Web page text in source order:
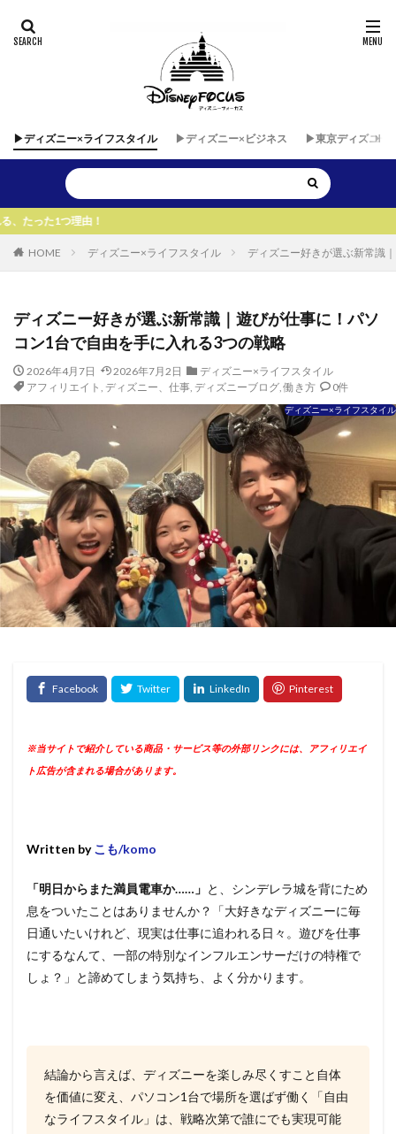
▶︎ディズニー×ライフスタイル ▶︎ディズニー×ビジネス ▶︎東京ディズニー
HOME ディズニー×ライフスタイル ディズニー好きが選ぶ新常識
ディズニー好きが選ぶ新常識｜遊びが仕事に！パソ
コン1台で自由を手に入れる3つの戦略
2026年4月7日 2026年7月2日
ディズニー×ライフスタイル
アフィリエイト , ディズニー、仕事, ディズニーブログ,働き方 0件
ディズニー×ライフスタイル
※当サイトで紹介している商品・サービス等の外部リンクには、アフィリエイ
ト広告が含まれる場合があります。
Written by こも/komo
「明日からまた満員電車か……」 と、シンデレラ城を背にため
息をついたことはありませんか？「大好きなディズニーに毎
日通いたいけれど、現実は仕事に追われる日々。遊びを仕事
にするなんて、一部の特別なインフルエンサーだけの特権で
しょ？」と諦めてしまう気持ち、よく分かります。
結論から言えば、ディズニーを楽しみ尽くすこと自体
を価値に変え、パソコン1台で場所を選ばず働く「自由
なライフスタイル」は、戦略次第で誰にでも実現可能